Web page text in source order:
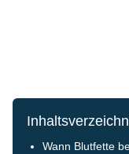
Wann Blutfette